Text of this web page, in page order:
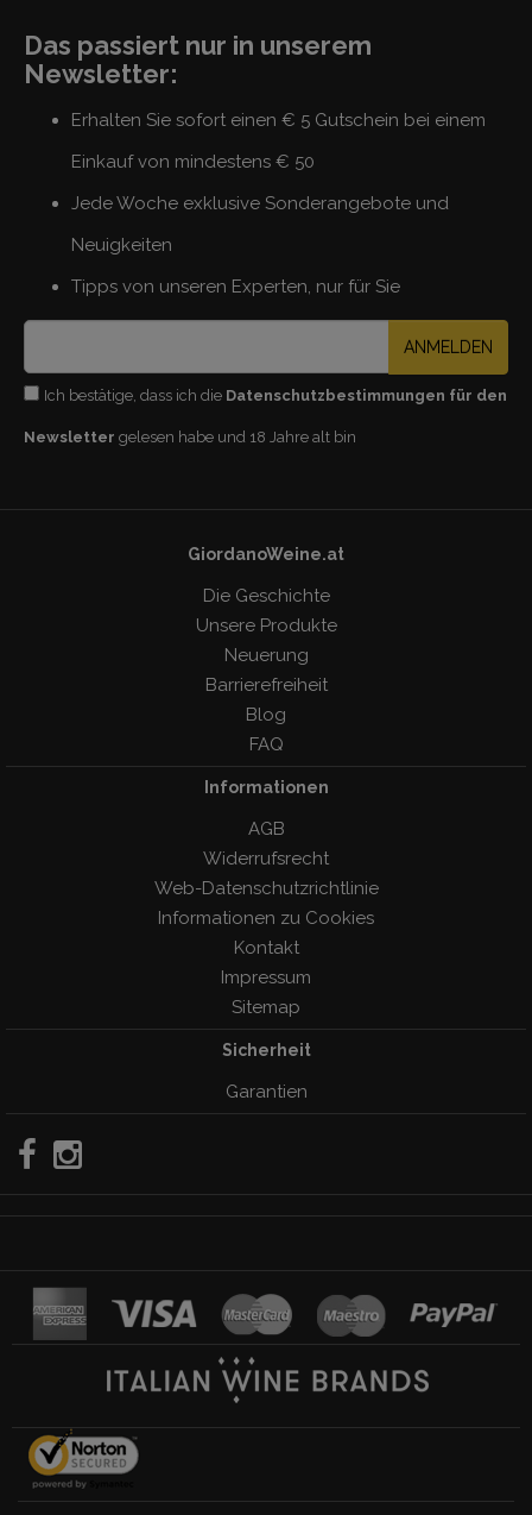
Das passiert nur in unserem
Newsletter:
Erhalten Sie sofort einen € 5 Gutschein bei einem
Einkauf von mindestens € 50
Jede Woche exklusive Sonderangebote und
Neuigkeiten
Tipps von unseren Experten, nur für Sie
ANMELDEN
Ich bestätige, dass ich die Datenschutzbestimmungen für den
Newsletter gelesen habe und 18 Jahre alt bin
GiordanoWeine.at
Die Geschichte
Unsere Produkte
Neuerung
Barrierefreiheit
Blog
FAQ
Informationen
AGB
Widerrufsrecht
Web-Datenschutzrichtlinie
Informationen zu Cookies
Kontakt
Impressum
Sitemap
Sicherheit
Garantien